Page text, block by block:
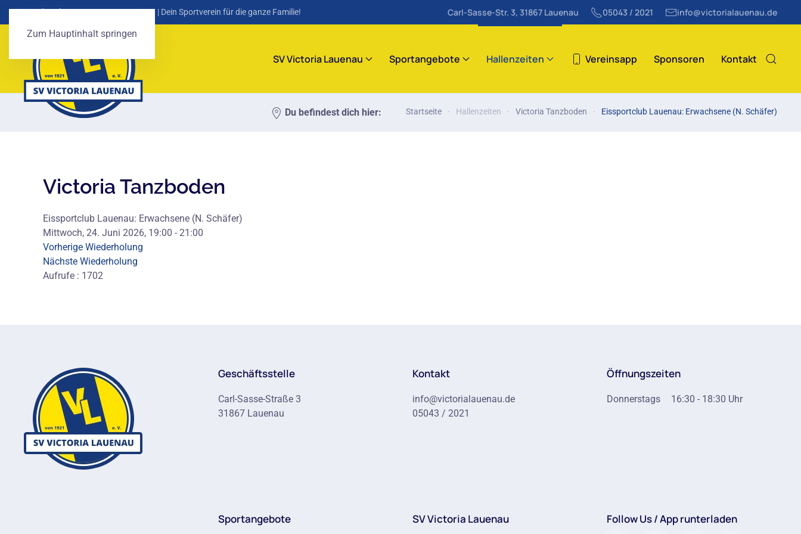
Zum Hauptinhalt springen
SV Victoria Lauenau von 1921 e. V. | Dein Sportverein für die ganze Familie! Carl-Sasse-Str. 3, 31867 Lauenau 05043 / 2021 info@victorialauenau.de
SV Victoria Lauenau Sportangebote Hallenzeiten Vereinsapp Sponsoren Kontakt
Du befindest dich hier: Startseite Hallenzeiten Victoria Tanzboden Eissportclub Lauenau: Erwachsene (N. Schäfer)
Victoria Tanzboden
Eissportclub Lauenau: Erwachsene (N. Schäfer)
Mittwoch, 24. Juni 2026, 19:00 - 21:00
Vorherige Wiederholung
Nächste Wiederholung
Aufrufe : 1702
Geschäftsstelle
Carl-Sasse-Straße 3
31867 Lauenau
Kontakt
info@victorialauenau.de
05043 / 2021
Öffnungszeiten
Donnerstags 16:30 - 18:30 Uhr
Sportangebote SV Victoria Lauenau Follow Us / App runterladen